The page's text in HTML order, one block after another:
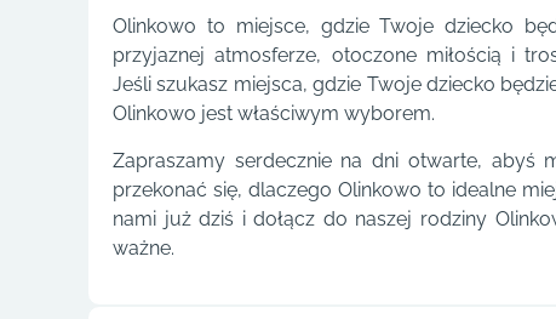
Olinkowo to miejsce, gdzie Twoje dziecko
przyjaznej atmosferze, otoczone miłością i
Jeśli szukasz miejsca, gdzie Twoje dziecko
Olinkowo jest właściwym wyborem.
Zapraszamy serdecznie na dni otwarte, abyś
przekonać się, dlaczego Olinkowo to idealne
nami już dziś i dołącz do naszej rodziny
ważne.